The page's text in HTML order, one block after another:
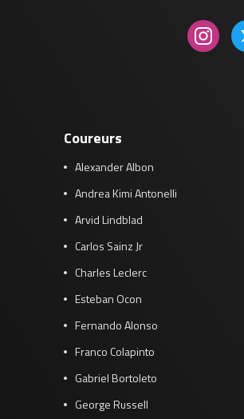
Coureurs
Alexander Albon
Andrea Kimi Antonelli
Arvid Lindblad
Carlos Sainz Jr
Charles Leclerc
Esteban Ocon
Fernando Alonso
Franco Colapinto
Gabriel Bortoleto
George Russell